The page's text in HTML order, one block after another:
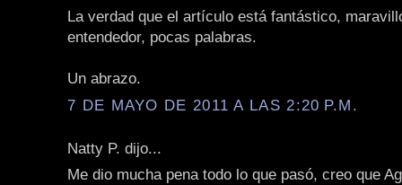
La verdad que el artículo está fantástico,
entendedor, pocas palabras.
Un abrazo.
7 DE MAYO DE 2011 A LAS 2:20 P.M.
Natty P. dijo...
Me dio mucha pena todo lo que pasó, creo que